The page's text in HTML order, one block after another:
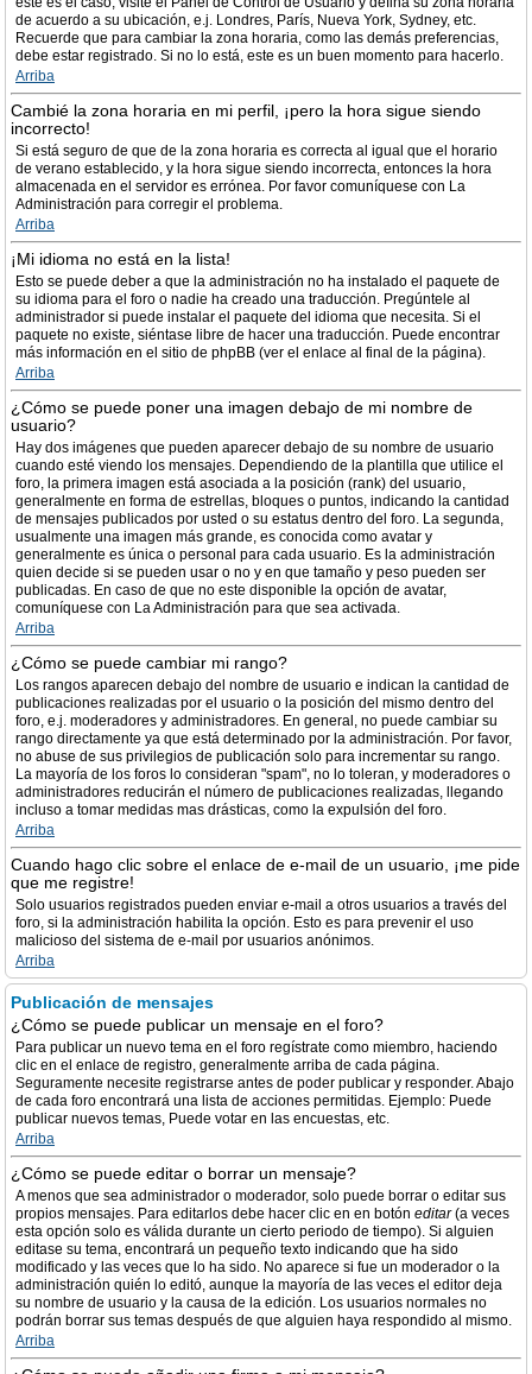
de acuerdo a su ubicación, e.j. Londres, París, Nueva York, Sydney, etc.
Recuerde que para cambiar la zona horaria, como las demás preferencias,
debe estar registrado. Si no lo está, este es un buen momento para hacerlo.
Arriba
Cambié la zona horaria en mi perfil, ¡pero la hora sigue siendo
incorrecto!
Si está seguro de que de la zona horaria es correcta al igual que el horario
de verano establecido, y la hora sigue siendo incorrecta, entonces la hora
almacenada en el servidor es errónea. Por favor comuníquese con La
Administración para corregir el problema.
Arriba
¡Mi idioma no está en la lista!
Esto se puede deber a que la administración no ha instalado el paquete de
su idioma para el foro o nadie ha creado una traducción. Pregúntele al
administrador si puede instalar el paquete del idioma que necesita. Si el
paquete no existe, siéntase libre de hacer una traducción. Puede encontrar
más información en el sitio de phpBB (ver el enlace al final de la página).
Arriba
¿Cómo se puede poner una imagen debajo de mi nombre de
usuario?
Hay dos imágenes que pueden aparecer debajo de su nombre de usuario
cuando esté viendo los mensajes. Dependiendo de la plantilla que utilice el
foro, la primera imagen está asociada a la posición (rank) del usuario,
generalmente en forma de estrellas, bloques o puntos, indicando la cantidad
de mensajes publicados por usted o su estatus dentro del foro. La segunda,
usualmente una imagen más grande, es conocida como avatar y
generalmente es única o personal para cada usuario. Es la administración
quien decide si se pueden usar o no y en que tamaño y peso pueden ser
publicadas. En caso de que no este disponible la opción de avatar,
comuníquese con La Administración para que sea activada.
Arriba
¿Cómo se puede cambiar mi rango?
Los rangos aparecen debajo del nombre de usuario e indican la cantidad de
publicaciones realizadas por el usuario o la posición del mismo dentro del
foro, e.j. moderadores y administradores. En general, no puede cambiar su
rango directamente ya que está determinado por la administración. Por favor,
no abuse de sus privilegios de publicación solo para incrementar su rango.
La mayoría de los foros lo consideran "spam", no lo toleran, y moderadores o
administradores reducirán el número de publicaciones realizadas, llegando
incluso a tomar medidas mas drásticas, como la expulsión del foro.
Arriba
Cuando hago clic sobre el enlace de e-mail de un usuario, ¡me pide
que me registre!
Solo usuarios registrados pueden enviar e-mail a otros usuarios a través del
foro, si la administración habilita la opción. Esto es para prevenir el uso
malicioso del sistema de e-mail por usuarios anónimos.
Arriba
Publicación de mensajes
¿Cómo se puede publicar un mensaje en el foro?
Para publicar un nuevo tema en el foro regístrate como miembro, haciendo
clic en el enlace de registro, generalmente arriba de cada página.
Seguramente necesite registrarse antes de poder publicar y responder. Abajo
de cada foro encontrará una lista de acciones permitidas. Ejemplo: Puede
publicar nuevos temas, Puede votar en las encuestas, etc.
Arriba
¿Cómo se puede editar o borrar un mensaje?
A menos que sea administrador o moderador, solo puede borrar o editar sus
propios mensajes. Para editarlos debe hacer clic en en botón editar(a veces
esta opción solo es válida durante un cierto periodo de tiempo). Si alguien
editase su tema, encontrará un pequeño texto indicando que ha sido
modificado y las veces que lo ha sido. No aparece si fue un moderador o la
administración quién lo editó, aunque la mayoría de las veces el editor deja
su nombre de usuario y la causa de la edición. Los usuarios normales no
podrán borrar sus temas después de que alguien haya respondido al mismo.
Arriba